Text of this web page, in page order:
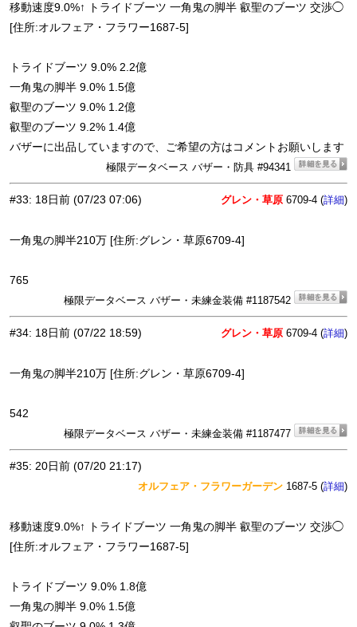
移動速度9.0%↑ トライドブーツ 一角鬼の脚半 叡聖のブーツ 交渉◯
[住所:オルフェア・フラワー1687-5]
トライドブーツ 9.0% 2.2億
一角鬼の脚半 9.0% 1.5億
叡聖のブーツ 9.0% 1.2億
叡聖のブーツ 9.2% 1.4億
バザーに出品していますので、ご希望の方はコメントお願いします
極限データベース バザー・防具 #94341
#33: 18日前 (07/23 07:06) グレン・草原 6709-4 (詳細)
一角鬼の脚半210万 [住所:グレン・草原6709-4]
765
極限データベース バザー・未練金装備 #1187542
#34: 18日前 (07/22 18:59) グレン・草原 6709-4 (詳細)
一角鬼の脚半210万 [住所:グレン・草原6709-4]
542
極限データベース バザー・未練金装備 #1187477
#35: 20日前 (07/20 21:17)
オルフェア・フラワーガーデン 1687-5 (詳細)
移動速度9.0%↑ トライドブーツ 一角鬼の脚半 叡聖のブーツ 交渉◯
[住所:オルフェア・フラワー1687-5]
トライドブーツ 9.0% 1.8億
一角鬼の脚半 9.0% 1.5億